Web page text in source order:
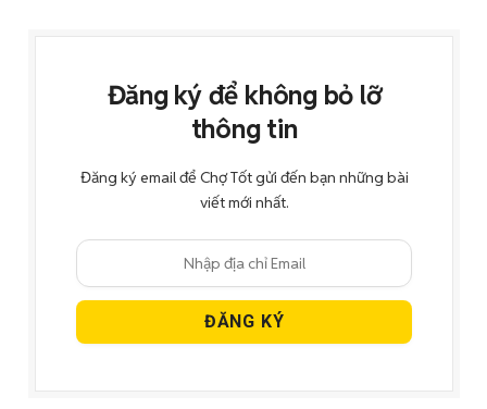
Đăng ký để không bỏ lỡ
thông tin
Đăng ký email để Chợ Tốt gửi đến bạn những bài
viết mới nhất.